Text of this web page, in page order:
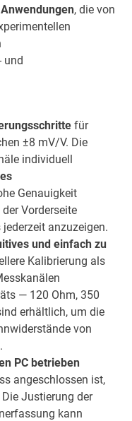
, die von
und
für
±8 mV/V. Die
individuell
Genauigkeit
Vorderseite
anzuzeigen.
und einfach zu
Kalibrierung als
— 120 Ohm, 350
erhältlich, um die
von
PC betrieben
angeschlossen ist,
Die Justierung der
kann